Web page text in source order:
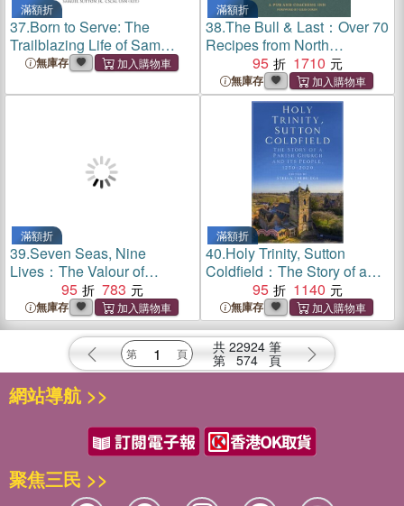
滿額折
37.Born to Serve: The
Trailblazing Life of Sam
Sutton, Valet to Three
無庫存
滿額折
38.The Bull & Last：Over 70
Recipes from North
London's Iconic Pub and
Coaching Inn
95 1710
無庫存
滿額折
39.Seven Seas, Nine
Lives：The Valour of
Captain A.W.F. Sutton CBE
DSC & BAR RN
95 783
無庫存
滿額折
40.Holy Trinity, Sutton
Coldfield：The Story of a
Parish Church and its
People, 1250-2020
95 1140
無庫存
共 22924 筆
第 574 頁
網站導航 >>
聚焦三民 >>